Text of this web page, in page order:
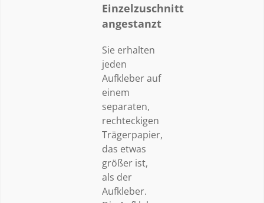
Einzelzuschnitt
angestanzt
Sie erhalten
jeden
Aufkleber auf
einem
separaten,
rechteckigen
Trägerpapier,
das etwas
größer ist,
als der
Aufkleber.